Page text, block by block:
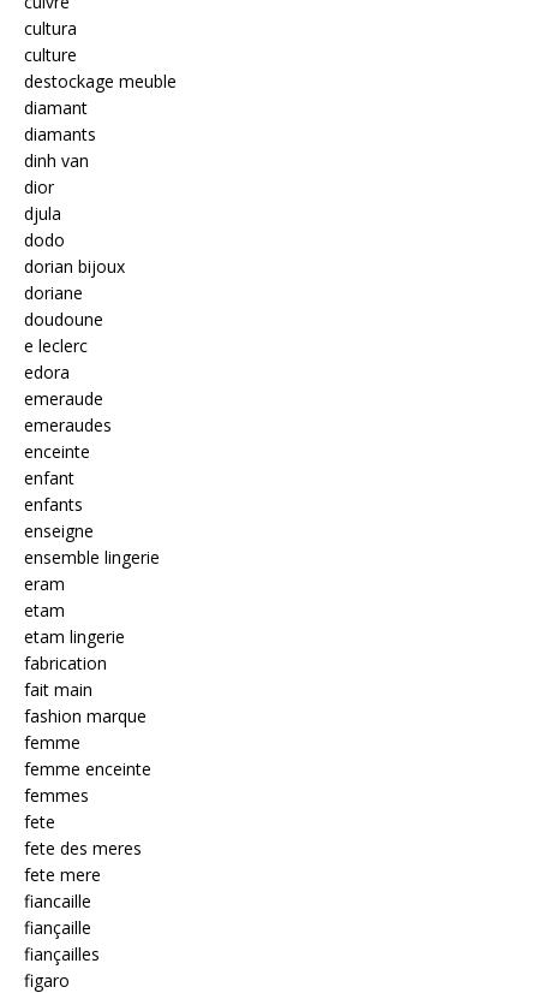
cultura
culture
destockage meuble
diamant
diamants
dinh van
dior
djula
dodo
dorian bijoux
doriane
doudoune
e leclerc
edora
emeraude
emeraudes
enceinte
enfant
enfants
enseigne
ensemble lingerie
eram
etam
etam lingerie
fabrication
fait main
fashion marque
femme
femme enceinte
femmes
fete
fete des meres
fete mere
fiancaille
fiançaille
fiançailles
figaro